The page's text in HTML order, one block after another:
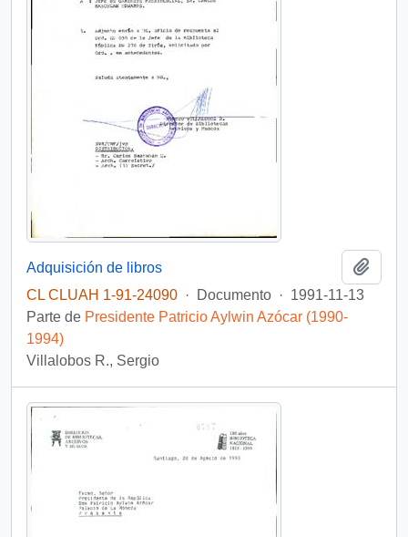
Adquisición de libros
CL CLUAH 1-91-24090 · Documento · 1991-11-13
Parte de Presidente Patricio Aylwin Azócar (1990-
1994)
Villalobos R., Sergio